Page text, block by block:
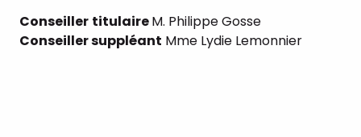
Conseiller titulaireM. Philippe Gosse
Conseiller suppléant Mme Lydie Lemonnier